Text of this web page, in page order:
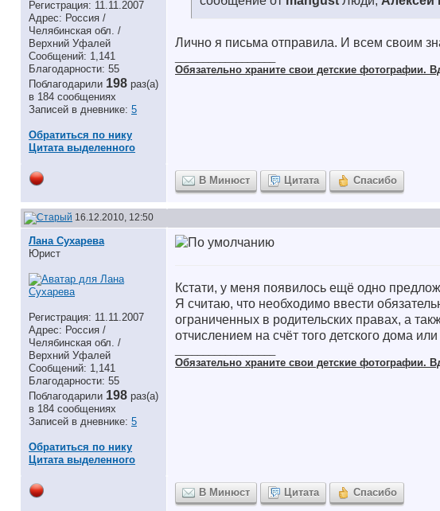
Регистрация: 11.11.2007
Адрес: Россия /
Челябинская обл. /
Верхний Уфалей
Сообщений: 1,141
Благодарности: 55
Поблагодарили 198 раз(а)
в 184 сообщениях
Записей в дневнике: 5
Обратиться по нику
Цитата выделенного
Лично я письма отправила. И всем своим
Обязательно храните cвои детские фотографии.
В Минюст Цитата Спасибо
16.12.2010, 12:50
Лана Сухарева
Юрист
Регистрация: 11.11.2007
Адрес: Россия /
Челябинская обл. /
Верхний Уфалей
Сообщений: 1,141
Благодарности: 55
Поблагодарили 198 раз(а)
в 184 сообщениях
Записей в дневнике: 5
Обратиться по нику
Цитата выделенного
Кстати, у меня появилось ещё одно
Я считаю, что необходимо ввести
ограниченных в родительских правах, а
отчислением на счёт того детского дома
Обязательно храните cвои детские фотографии.
В Минюст Цитата Спасибо